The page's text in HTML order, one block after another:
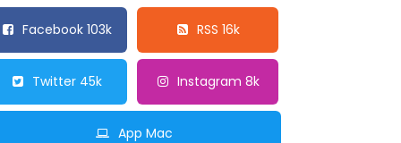
Facebook 103k RSS 16k
Twitter 45k Instagram 8k
App Mac